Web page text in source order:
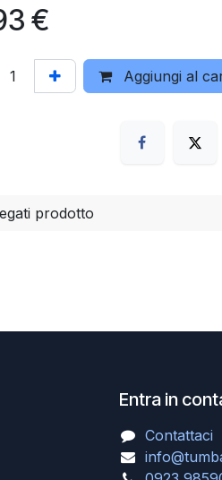
€
Aggiungi al
prodotto
Entra in
Contattaci